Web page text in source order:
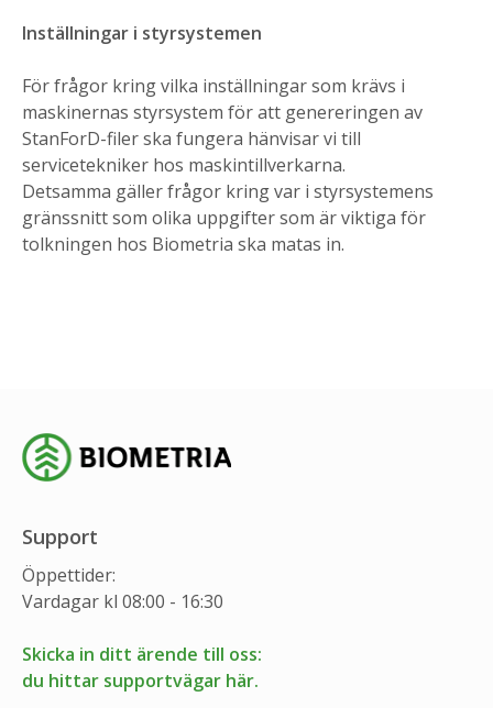
Inställningar i styrsystemen
För frågor kring vilka inställningar som krävs i
maskinernas styrsystem för att genereringen av
StanForD-filer ska fungera hänvisar vi till
servicetekniker hos maskintillverkarna.
Detsamma gäller frågor kring var i styrsystemens
gränssnitt som olika uppgifter som är viktiga för
tolkningen hos Biometria ska matas in.
Support
Öppettider:
Vardagar kl 08:00 - 16:30
Skicka in ditt ärende till oss:
du hittar supportvägar här.